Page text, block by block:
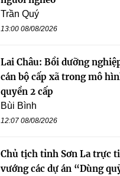
Trần Quý
13:00 08/08/2026
Lai Châu: Bồi dưỡng
cán bộ cấp xã trong mô
quyền 2 cấp
Bùi Bình
12:07 08/08/2026
Chủ tịch tỉnh Sơn La trực
vướng các dự án “Dùng